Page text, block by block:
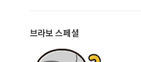
브라보 스페셜